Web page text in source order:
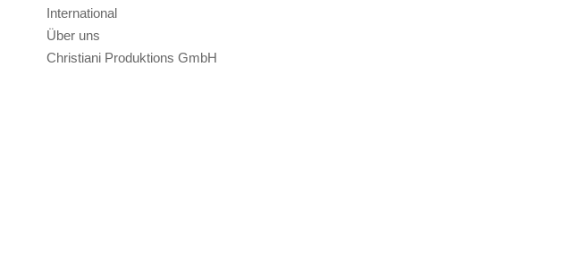
International
Über uns
Christiani Produktions GmbH